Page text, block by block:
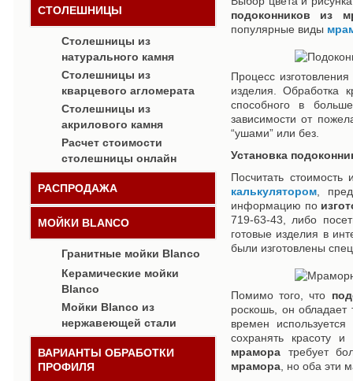
СТОЛЕШНИЦЫ
Столешницы из
натурального камня
Столешницы из
кварцевого агломерата
Столешницы из
акрилового камня
Расчет стоимости
столешницы онлайн
РАСПРОДАЖА
МОЙКИ BLANCO
Гранитные мойки Blanco
Керамические мойки
Blanco
Мойки Blanco из
нержавеющей стали
ВАРИАНТЫ ОБРАБОТКИ
ПРОФИЛЯ
подоконников из
популярные виды
Процесс изготовления
изделия. Обработка
способного в
зависимости от
“ушами” или без.
Установка
Посчитать стоимость
калькулятором ,
информацию по
719-63-43, либо
готовые изделия в
были изготовлены
Помимо того, что
роскошь, он
времен
сохранять красоту
мрамора требует
мрамора , но оба эти